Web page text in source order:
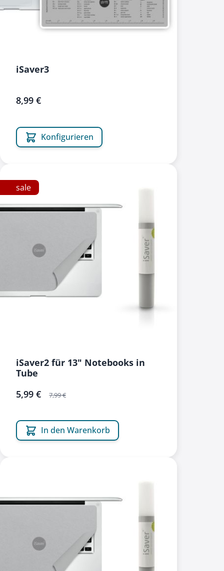
iSaver3
8,99 €
Konfigurieren
sale
iSaver2 für 13" Notebooks in
Tube
sonderangebot
5,99 € 7,99 €
In den Warenkorb